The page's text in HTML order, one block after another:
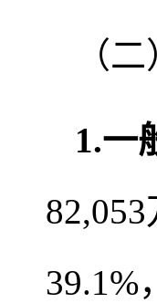
（
1.一
39.1%